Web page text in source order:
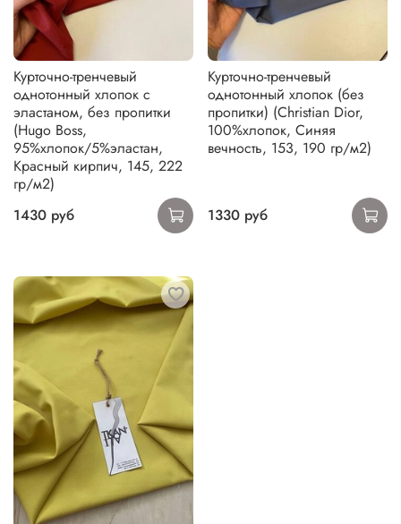
Курточно-тренчевый
однотонный хлопок с
эластаном, без пропитки
(Hugo Boss,
95%хлопок/5%эластан,
Красный кирпич, 145, 222
гр/м2)
1430 руб
Курточно-тренчевый
однотонный хлопок (без
пропитки) (Christian Dior,
100%хлопок, Синяя
вечность, 153, 190 гр/м2)
1330 руб